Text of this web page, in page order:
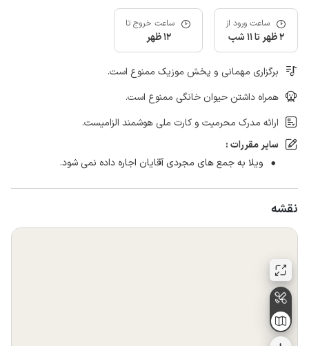
ساعت ورود از
2 ظهر تا 11 شب
ساعت خروج تا
12 ظهر
برگزاری مهمانی و پخش موزیک ممنوع است.
همراه داشتن حیوان خانگی ممنوع است.
ارائه مدرک محرمیت و کارت ملی هوشمند الزامیست.
سایر مقررات :
ویلا به جمع های مجردی آقایان اجاره داده نمی شود.
نقشه